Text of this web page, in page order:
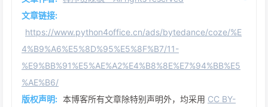
文章链接:
https://www.python4office.cn/ads/bytedance/coze/%E
4%B9%A6%E5%8D%95%E5%8F%B7/11-
%E9%BB%91%E5%AE%A2%E4%B8%8E%E7%94%BB%E5
%AE%B6/
版权声明: 本博客所有文章除特别声明外，均采用 CC BY-